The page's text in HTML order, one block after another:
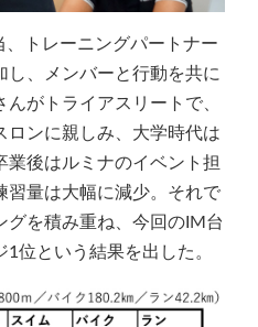
トレーニングパートナー
し、メンバーと行動を共に
がトライアスリートで、
ロンに親しみ、大学時代は
業後はルミナのイベント担
習量は大幅に減少。それで
グを積み重ね、今回のIM台
位という結果を出した。